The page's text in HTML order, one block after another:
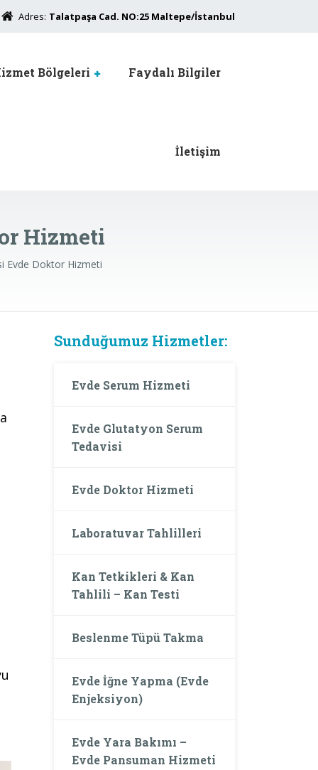
Adres: Talatpaşa Cad. NO:25 Maltepe/İstanbul
Bölgeleri Faydalı Bilgiler
İletişim
Hizmeti
Evde Doktor Hizmeti
Sunduğumuz Hizmetler:
Evde Serum Hizmeti
Evde Glutatyon Serum
Tedavisi
Evde Doktor Hizmeti
Laboratuvar Tahlilleri
Kan Tetkikleri & Kan
Tahlili – Kan Testi
Beslenme Tüpü Takma
Evde İğne Yapma (Evde
Enjeksiyon)
Evde Yara Bakımı –
Evde Pansuman Hizmeti